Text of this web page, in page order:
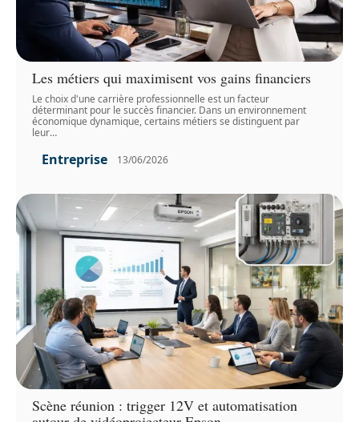
Les métiers qui maximisent vos gains financiers
Le choix d'une carrière professionnelle est un facteur
déterminant pour le succès financier. Dans un environnement
économique dynamique, certains métiers se distinguent par
leur…
Entreprise 13/06/2026
Scène réunion : trigger 12V et automatisation